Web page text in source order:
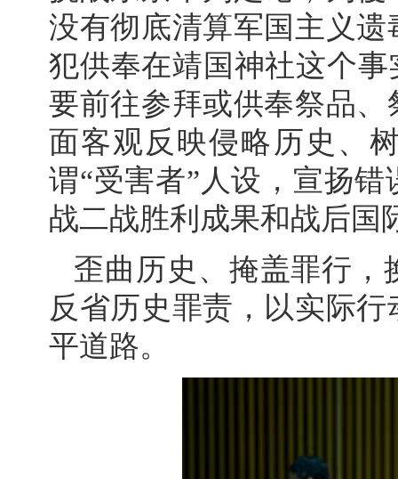
没有彻底清算军国主义
犯供奉在靖国神社这个
要前往参拜或供奉祭品
面客观反映侵略历史、
谓“受害者”人设，宣扬
战二战胜利成果和战后国
歪曲历史、掩盖罪行，
反省历史罪责，以实际
平道路。